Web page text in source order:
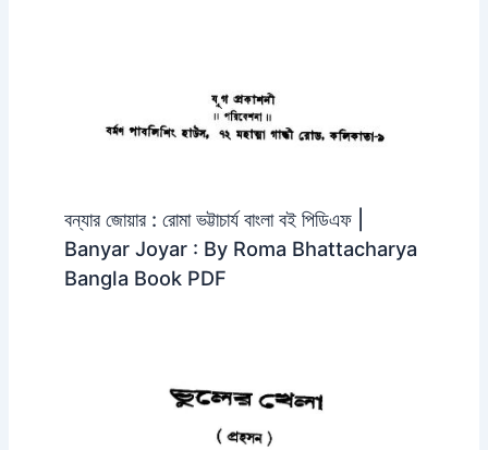
বন্যার জোয়ার : রোমা ভট্টাচার্য বাংলা বই পিডিএফ |
Banyar Joyar : By Roma Bhattacharya
Bangla Book PDF